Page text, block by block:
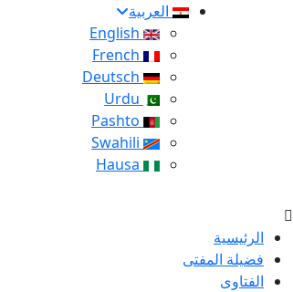
العربية
الرئيسية
فضيلة المفتى
الفتاوى